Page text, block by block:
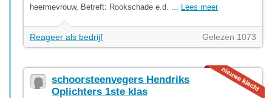
heermevrouw, Betreft: Rookschade e.d. ... Lees meer
Reageer als bedrijf Gelezen 1073
schoorsteenvegers Hendriks
Oplichters 1ste klas